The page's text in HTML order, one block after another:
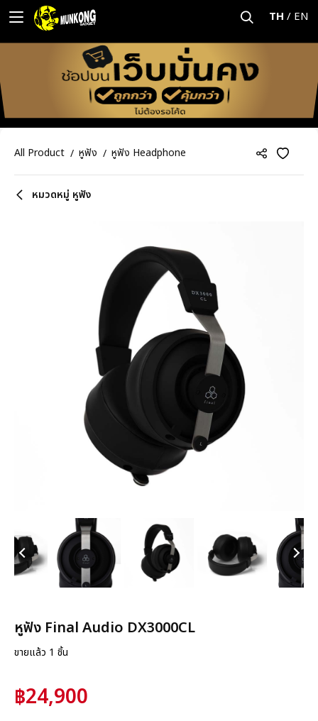
TH / EN
All Product หูฟัง หูฟัง Headphone
หมวดหมู่ หูฟัง
หูฟัง Final Audio DX3000CL
ขายแล้ว 1 ชิ้น
฿24,900